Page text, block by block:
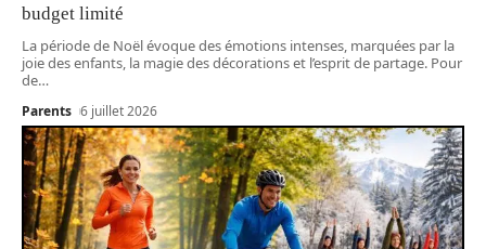
budget limité
La période de Noël évoque des émotions intenses, marquées par la
joie des enfants, la magie des décorations et l’esprit de partage. Pour
de…
Parents 6 juillet 2026